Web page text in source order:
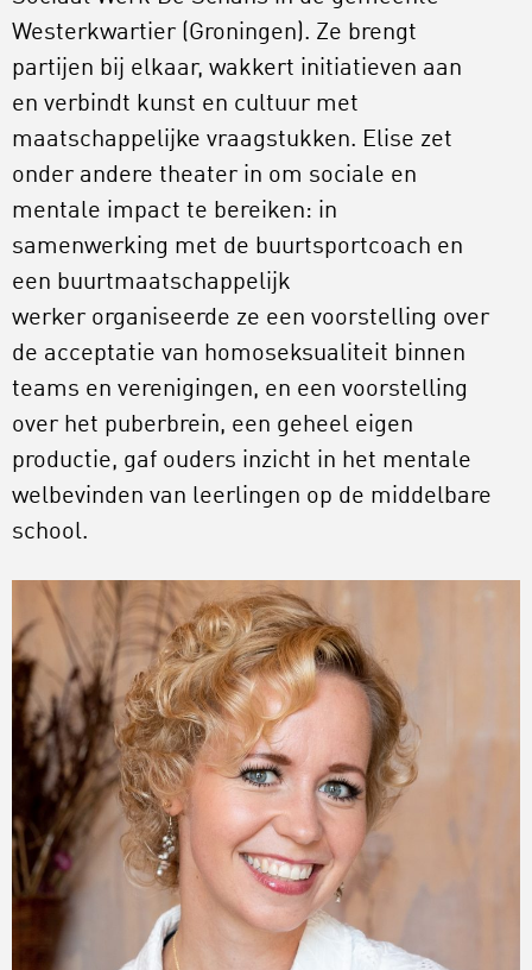
Westerkwartier (Groningen). Ze brengt
partijen bij elkaar, wakkert initiatieven aan
en verbindt kunst en cultuur met
maatschappelijke vraagstukken. Elise zet
onder andere theater in om sociale en
mentale impact te bereiken: in
samenwerking met de buurtsportcoach en
een buurtmaatschappelijk
werker organiseerde ze een voorstelling over
de acceptatie van homoseksualiteit binnen
teams en verenigingen, en een voorstelling
over het puberbrein, een geheel eigen
productie, gaf ouders inzicht in het mentale
welbevinden van leerlingen op de middelbare
school.